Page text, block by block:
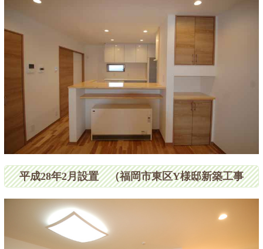
平成28年2月設置 （福岡市東区Y様邸新築工事